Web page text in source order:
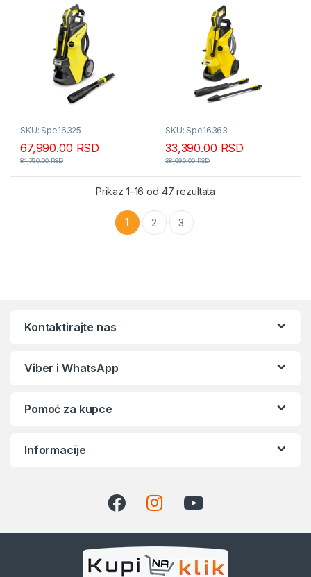
SKU: Spe16325
67,990.00 RSD
81,790.00RSD
SKU: Spe16363
33,390.00 RSD
38,690.00RSD
Prikaz 1–16 od 47 rezultata
1 2 3
Kontaktirajte nas
Viber i WhatsApp
Pomoć za kupce
Informacije